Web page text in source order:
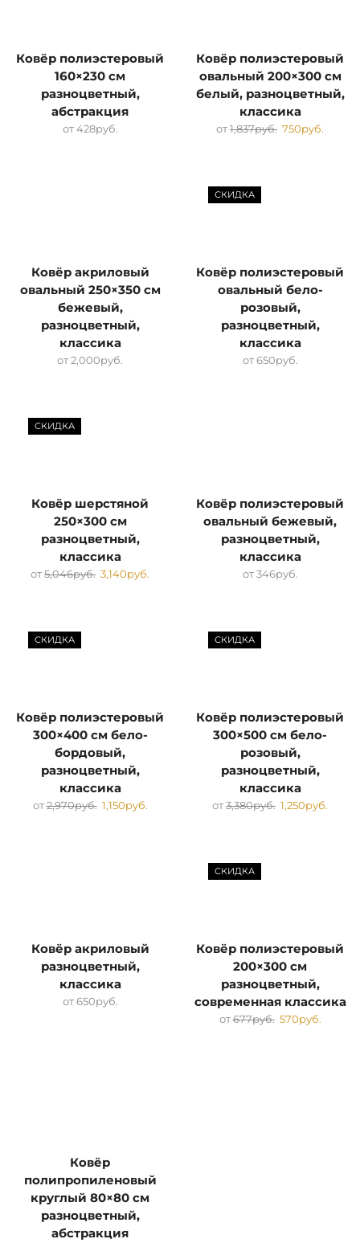
Ковёр полиэстеровый
160×230 см
разноцветный,
абстракция
от428руб.
Ковёр полиэстеровый
овальный 200×300 см
белый, разноцветный,
классика
от1,837руб. 750руб.
Ковёр акриловый
овальный 250×350 см
бежевый,
разноцветный,
классика
от2,000руб.
СКИДКА
Ковёр полиэстеровый
овальный бело-
розовый,
разноцветный,
классика
от650руб.
СКИДКА
Ковёр шерстяной
250×300 см
разноцветный,
классика
от5,046руб. 3,140руб.
Ковёр полиэстеровый
овальный бежевый,
разноцветный,
классика
от346руб.
СКИДКА
Ковёр полиэстеровый
300×400 см бело-
бордовый,
разноцветный,
классика
от2,970руб. 1,150руб.
СКИДКА
Ковёр полиэстеровый
300×500 см бело-
розовый,
разноцветный,
классика
от3,380руб. 1,250руб.
Ковёр акриловый
разноцветный,
классика
от650руб.
СКИДКА
Ковёр полиэстеровый
200×300 см
разноцветный,
современная классика
от677руб. 570руб.
Ковёр
полипропиленовый
круглый 80×80 см
разноцветный,
абстракция